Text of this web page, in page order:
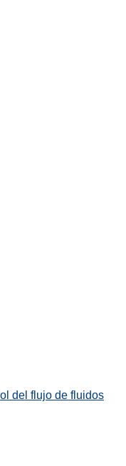
del flujo de fluidos